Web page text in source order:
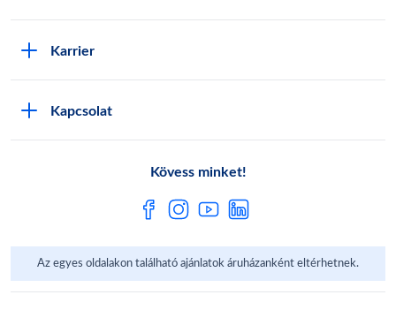
Karrier
Kapcsolat
Kövess minket!
Az egyes oldalakon található ajánlatok áruházanként eltérhetnek.